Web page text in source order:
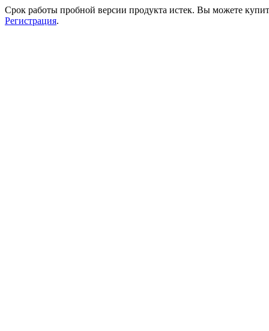
Срок работы пробной версии продукта истек. Вы можете
Регистрация.